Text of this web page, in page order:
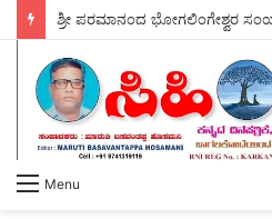
Menu